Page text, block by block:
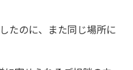
たのに、また同じ場所に